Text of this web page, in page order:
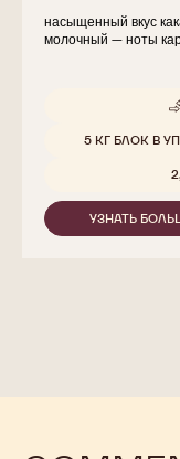
насыщенный вкус
молочный — ноты
Доступные размеры
5 КГ БЛОК В
УЗНАТЬ
-